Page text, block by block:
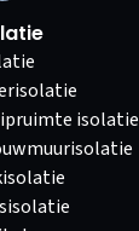
isolatie